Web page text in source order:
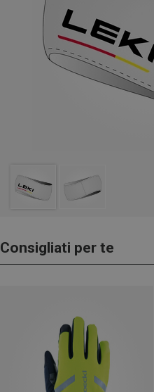
Consigliati per te